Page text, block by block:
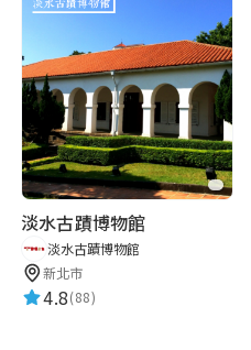
淡水古蹟博物館
淡水古蹟博物館
新北市
4.8(88)